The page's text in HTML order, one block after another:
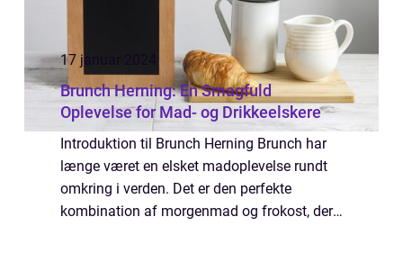
17 januar 2024
Brunch Herning: En Smagfuld
Oplevelse for Mad- og Drikkeelskere
Introduktion til Brunch Herning Brunch har
længe været en elsket madoplevelse rundt
omkring i verden. Det er den perfekte
kombination af morgenmad og frokost, der